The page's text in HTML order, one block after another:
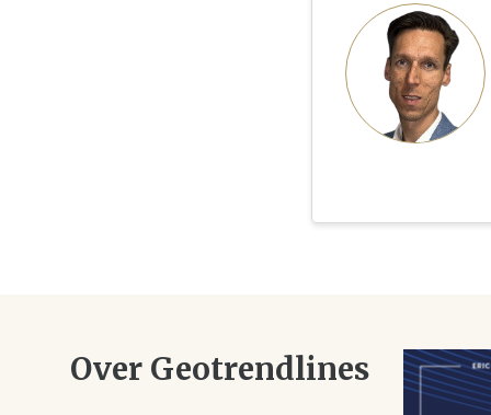
Over Geotrendlines